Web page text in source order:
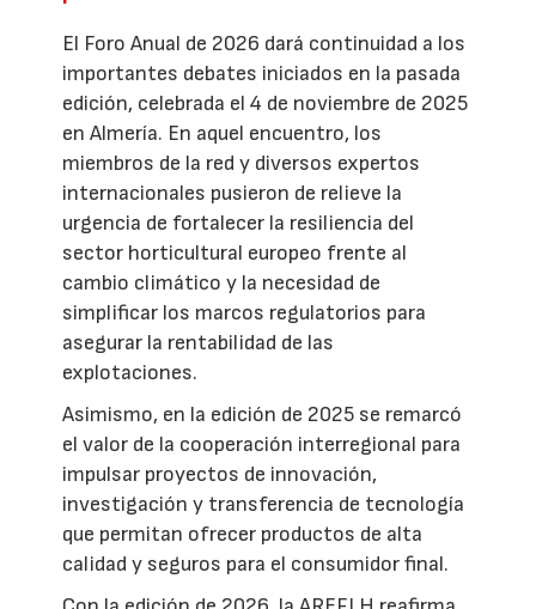
El Foro Anual de 2026 dará continuidad a los
importantes debates iniciados en la pasada
edición, celebrada el 4 de noviembre de 2025
en Almería. En aquel encuentro, los
miembros de la red y diversos expertos
internacionales pusieron de relieve la
urgencia de fortalecer la resiliencia del
sector horticultural europeo frente al
cambio climático y la necesidad de
simplificar los marcos regulatorios para
asegurar la rentabilidad de las
explotaciones.
Asimismo, en la edición de 2025 se remarcó
el valor de la cooperación interregional para
impulsar proyectos de innovación,
investigación y transferencia de tecnología
que permitan ofrecer productos de alta
calidad y seguros para el consumidor final.